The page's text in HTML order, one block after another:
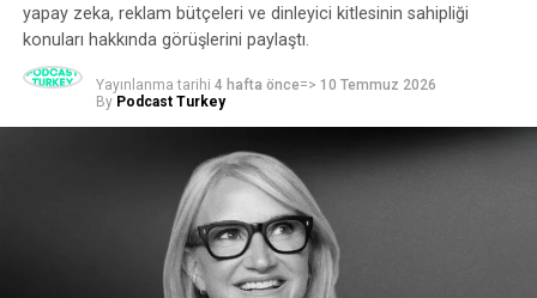
yapay zeka, reklam bütçeleri ve dinleyici kitlesinin sahipliği
konuları hakkında görüşlerini paylaştı.
Yayınlanma tarihi 4 hafta önce=> 10 Temmuz 2026
By Podcast Turkey